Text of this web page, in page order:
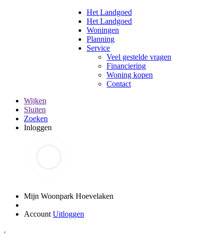
Het Landgoed
Het Landgoed
Woningen
Planning
Service
Veel gestelde vragen
Financiering
Woning kopen
Contact
Wijken
Sluiten
Zoeken
Inloggen
Mijn Woonpark Hoevelaken
Account Uitloggen